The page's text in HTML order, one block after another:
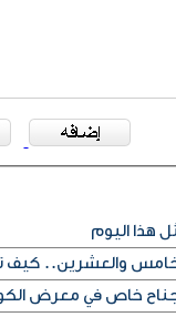
هذا اليوم
والعشرين.. كيف
خاص في معرض الكويت